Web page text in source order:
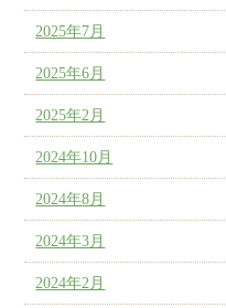
2025年7月
2025年6月
2025年2月
2024年10月
2024年8月
2024年3月
2024年2月